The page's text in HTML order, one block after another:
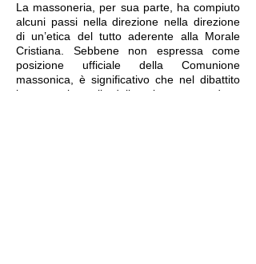
La massoneria, per sua parte, ha compiuto
alcuni passi nella direzione nella direzione
di un’etica del tutto aderente alla Morale
Cristiana. Sebbene non espressa come
posizione ufficiale della Comunione
massonica, è significativo che nel dibattito
interno si parli della vita come dono